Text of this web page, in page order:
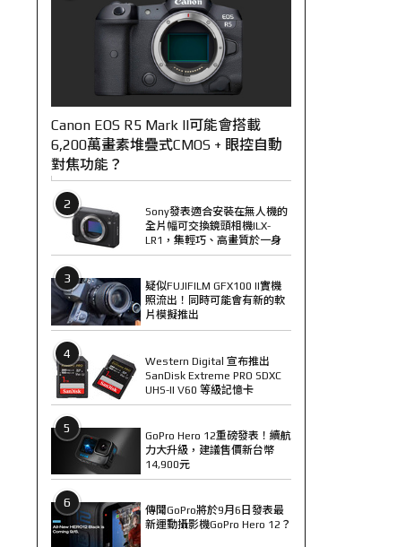
Canon EOS R5 Mark II可能會搭載
6,200萬畫素堆疊式CMOS + 眼控自動
對焦功能？
2
Sony發表適合安裝在無人機的
全片幅可交換鏡頭相機ILX-
LR1，集輕巧、高畫質於一身
3
疑似FUJIFILM GFX100 II實機
照流出！同時可能會有新的軟
片模擬推出
4
Western Digital 宣布推出
SanDisk Extreme PRO SDXC
UHS-II V60 等級記憶卡
5
GoPro Hero 12重磅發表！續航
力大升級，建議售價新台幣
14,900元
6
傳聞GoPro將於9月6日發表最
新運動攝影機GoPro Hero 12？